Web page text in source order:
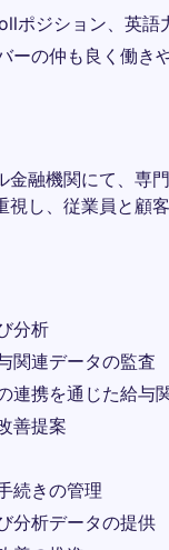
ポジション、英語
ーの仲も良く働き
金融機関にて、専
し、従業員と顧
分析
関連データの監査
連携を通じた給与
善提案
続きの管理
分析データの提供